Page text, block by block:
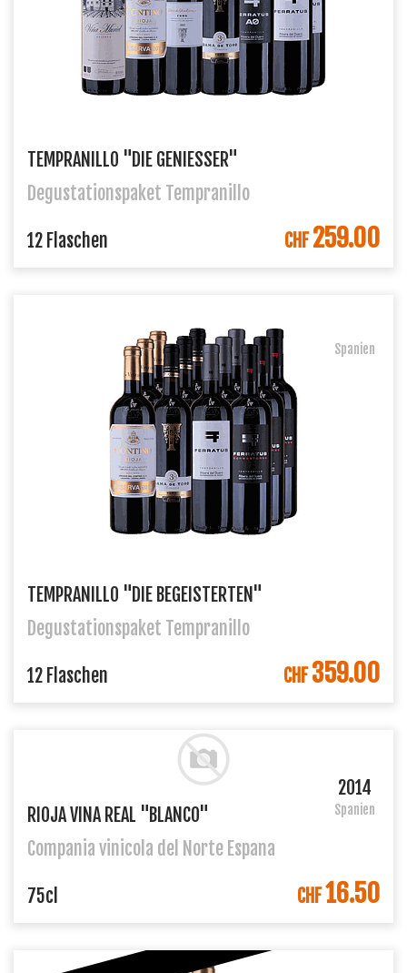
TEMPRANILLO "DIE GENIESSER"
Degustationspaket Tempranillo
IN DEN WARENKORB
12 Flaschen CHF259.00
Spanien
TEMPRANILLO "DIE BEGEISTERTEN"
Degustationspaket Tempranillo
IN DEN WARENKORB
12 Flaschen CHF359.00
2014
Spanien
RIOJA VINA REAL "BLANCO"
Compania vinicola del Norte Espana
IN DEN WARENKORB
75cl CHF16.50